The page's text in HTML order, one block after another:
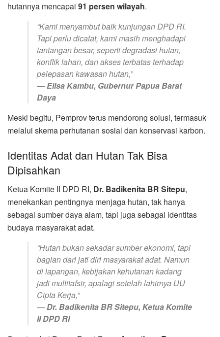
hutannya mencapai 91 persen wilayah.
“Kami menyambut baik kunjungan DPD RI.
Tapi perlu dicatat, kami masih menghadapi
tantangan besar, seperti degradasi hutan,
konflik lahan, dan akses terbatas terhadap
pelepasan kawasan hutan,”
—Elisa Kambu, Gubernur Papua Barat
Daya
Meski begitu, Pemprov terus mendorong solusi, termasuk
melalui skema perhutanan sosial dan konservasi karbon.
Identitas Adat dan Hutan Tak Bisa
Dipisahkan
Ketua Komite II DPD RI, Dr. Badikenita BR Sitepu,
menekankan pentingnya menjaga hutan, tak hanya
sebagai sumber daya alam, tapi juga sebagai identitas
budaya masyarakat adat.
“Hutan bukan sekadar sumber ekonomi, tapi
bagian dari jati diri masyarakat adat. Namun
di lapangan, kebijakan kehutanan kadang
jadi multitafsir, apalagi setelah lahirnya UU
Cipta Kerja,”
— Dr. Badikenita BR Sitepu, Ketua Komite
II DPD RI